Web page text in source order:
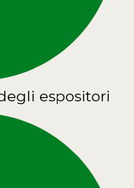
espositori